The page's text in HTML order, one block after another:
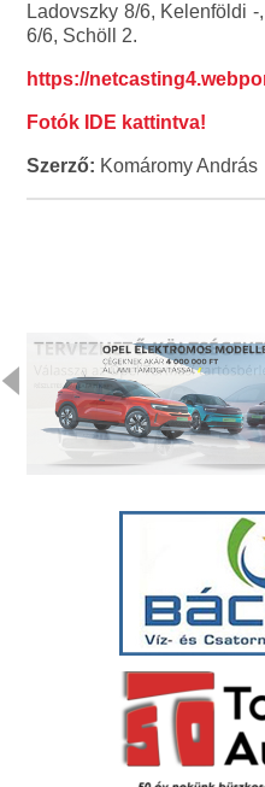
Ladovszky 8/6, Kelenföldi
6/6, Schöll 2.
https://
Fotók IDE kattintva!
Szerző: Komáromy András